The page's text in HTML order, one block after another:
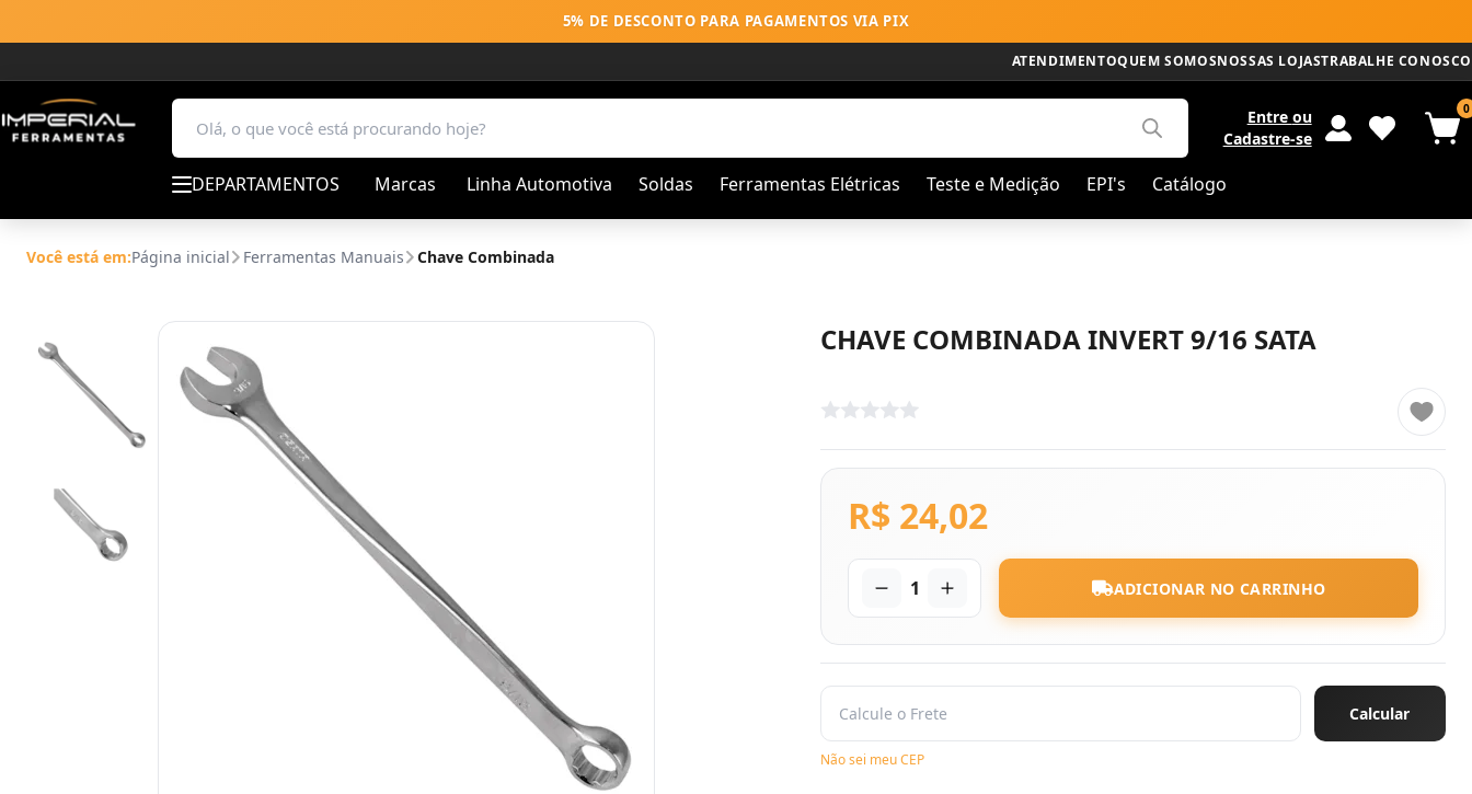
5% DE DESCONTO PARA PAGAMENTOS VIA PIX
ATENDIMENTOQUEM SOMOSNOSSAS LOJASTRABALHE CONOSCO
DEPARTAMENTOS Marcas Linha Automotiva Soldas Ferramentas Elétricas Teste e Medição EPI's Catálogo
Entre ou
Cadastre-se
0
Você está em:Página inicial Ferramentas Manuais Chave Combinada
CHAVE COMBINADA INVERT 9/16 SATA
R$ 24,02
1 ADICIONAR NO CARRINHO
Não sei meu CEP